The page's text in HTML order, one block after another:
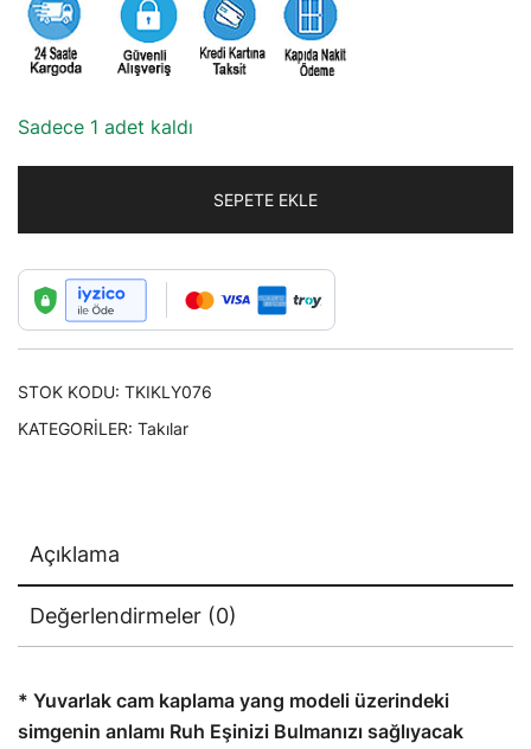
87,50₺.
Sadece 1 adet kaldı
SEPETE EKLE
STOK KODU: TKIKLY076
KATEGORILER: Takılar
Açıklama
Değerlendirmeler (0)
* Yuvarlak cam kaplama yang modeli üzerindeki
simgenin anlamı Ruh Eşinizi Bulmanızı sağlıyacak